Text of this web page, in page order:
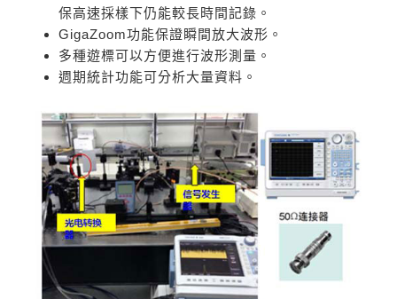
保高速採樣下仍能較長時間記錄。
GigaZoom功能保證瞬間放大波形。
多種遊標可以方便進行波形測量。
週期統計功能可分析大量資料。